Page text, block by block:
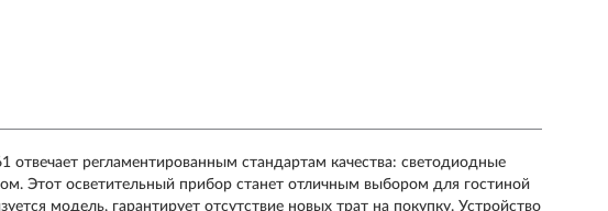
отвечает регламентированным стандартам качества: светодиодные
Этот осветительный прибор станет отличным выбором для гостиной
модель, гарантирует отсутствие новых трат на покупку. Устройство